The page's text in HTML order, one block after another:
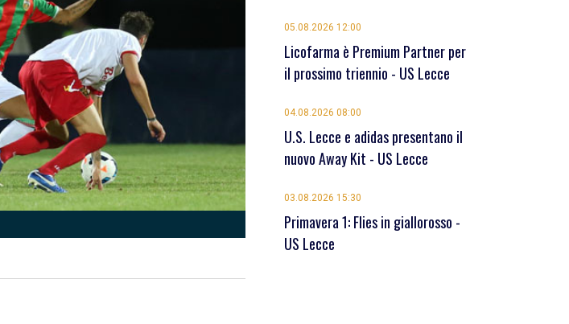
05.08.2026 12:00
Licofarma è Premium Partner per
il prossimo triennio - US Lecce
04.08.2026 08:00
U.S. Lecce e adidas presentano il
nuovo Away Kit - US Lecce
03.08.2026 15:30
Primavera 1: Flies in giallorosso -
US Lecce